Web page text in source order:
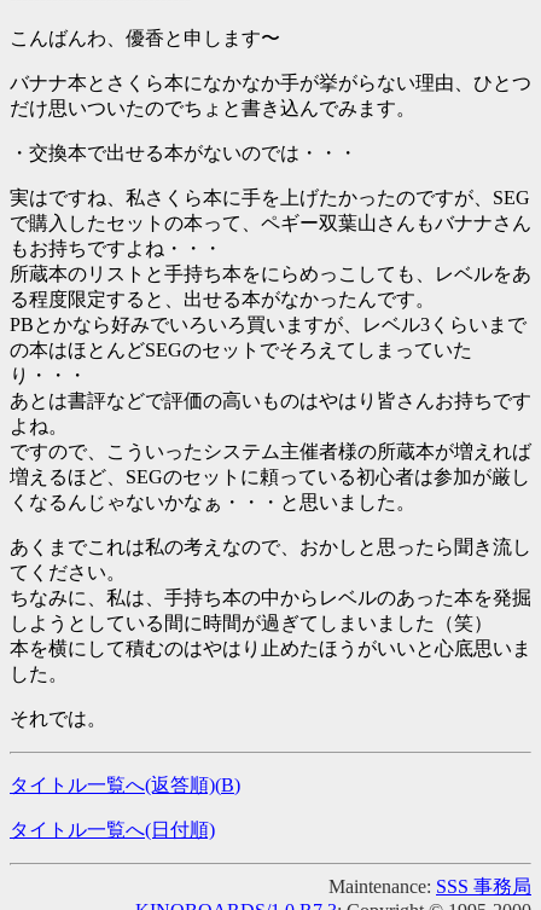
こんばんわ、優香と申します〜
バナナ本とさくら本になかなか手が挙がらない理由、ひとつ
だけ思いついたのでちょと書き込んでみます。
・交換本で出せる本がないのでは・・・
実はですね、私さくら本に手を上げたかったのですが、SEG
で購入したセットの本って、ペギー双葉山さんもバナナさん
もお持ちですよね・・・
所蔵本のリストと手持ち本をにらめっこしても、レベルをあ
る程度限定すると、出せる本がなかったんです。
PBとかなら好みでいろいろ買いますが、レベル3くらいまで
の本はほとんどSEGのセットでそろえてしまっていた
り・・・
あとは書評などで評価の高いものはやはり皆さんお持ちです
よね。
ですので、こういったシステム主催者様の所蔵本が増えれば
増えるほど、SEGのセットに頼っている初心者は参加が厳し
くなるんじゃないかなぁ・・・と思いました。
あくまでこれは私の考えなので、おかしと思ったら聞き流し
てください。
ちなみに、私は、手持ち本の中からレベルのあった本を発掘
しようとしている間に時間が過ぎてしまいました（笑）
本を横にして積むのはやはり止めたほうがいいと心底思いま
した。
それでは。
タイトル一覧へ(返答順)(B)
タイトル一覧へ(日付順)
Maintenance: SSS 事務局